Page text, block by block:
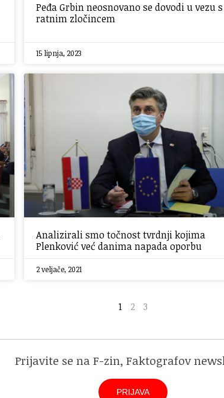
Peđa Grbin neosnovano se dovodi u vezu s
ratnim zločincem
15 lipnja, 2023
Analizirali smo točnost tvrdnji kojima
Plenković već danima napada oporbu
2 veljače, 2021
1 2 3
Prijavite se na F-zin, Faktografov
PRIJAVA